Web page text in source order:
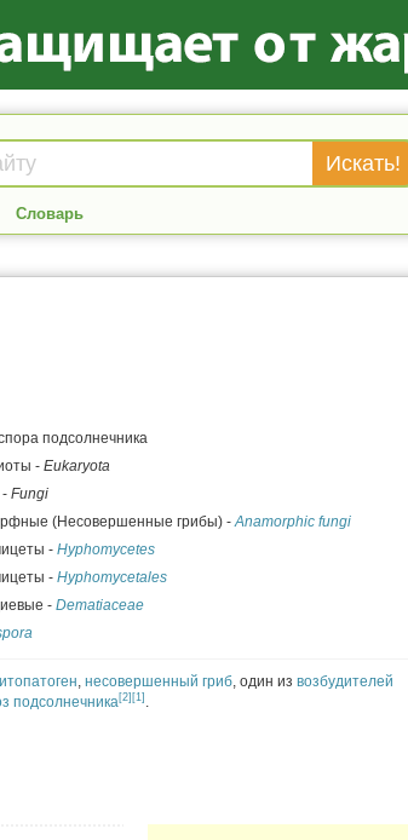
Словарь
подсолнечника
- Eukaryota
- Fungi
(Несовершенные грибы) -Anamorphic fungi
- Hyphomycetes
- Hyphomycetales
- Dematiaceae
, несовершенный гриб, один из возбудителей
подсолнечника[2] [1] .